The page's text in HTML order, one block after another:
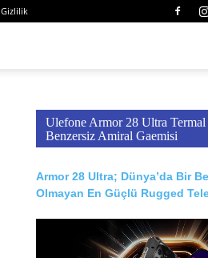
Gizlilik
Ulefone Armor 28 Ultra Termal
Benzersiz Amiral Gaemisi
Armor 28 Ultra; Dünya’da Bir
Olmayan En Güçlü Rugged